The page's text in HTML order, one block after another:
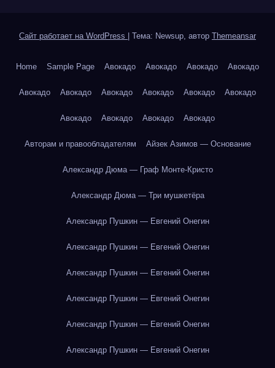
Сайт работает на WordPress Тема: Newsup, автор Themeansar
Home Sample Page Авокадо Авокадо Авокадо Авокадо
Авокадо Авокадо Авокадо Авокадо Авокадо Авокадо
Авокадо Авокадо Авокадо Авокадо
Авторам и правообладателям Айзек Азимов — Основание
Александр Дюма — Граф Монте-Кристо
Александр Дюма — Три мушкетёра
Александр Пушкин — Евгений Онегин
Александр Пушкин — Евгений Онегин
Александр Пушкин — Евгений Онегин
Александр Пушкин — Евгений Онегин
Александр Пушкин — Евгений Онегин
Александр Пушкин — Евгений Онегин